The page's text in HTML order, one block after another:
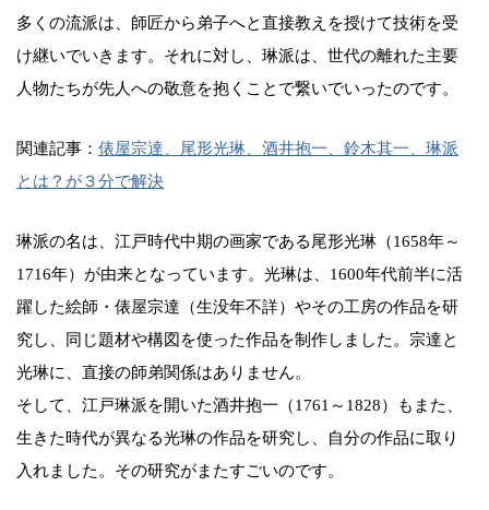
多くの流派は、師匠から弟子へと直接教えを授けて技術を受
け継いでいきます。それに対し、琳派は、世代の離れた主要
人物たちが先人への敬意を抱くことで繋いでいったのです。
関連記事： 俵屋宗達、尾形光琳、酒井抱一、鈴木其一、琳派
とは？が３分で解決
琳派の名は、江戸時代中期の画家である尾形光琳（1658年～
1716年）が由来となっています。光琳は、1600年代前半に活
躍した絵師・俵屋宗達（生没年不詳）やその工房の作品を研
究し、同じ題材や構図を使った作品を制作しました。宗達と
光琳に、直接の師弟関係はありません。
そして、江戸琳派を開いた酒井抱一（1761～1828）もまた、
生きた時代が異なる光琳の作品を研究し、自分の作品に取り
入れました。その研究がまたすごいのです。